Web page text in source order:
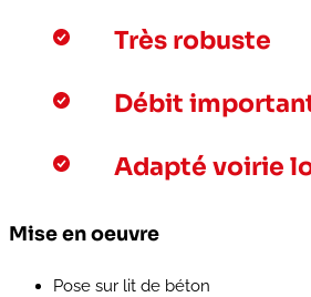
Très robuste
Débit
Adapté voirie
Mise en oeuvre
Pose sur lit de béton